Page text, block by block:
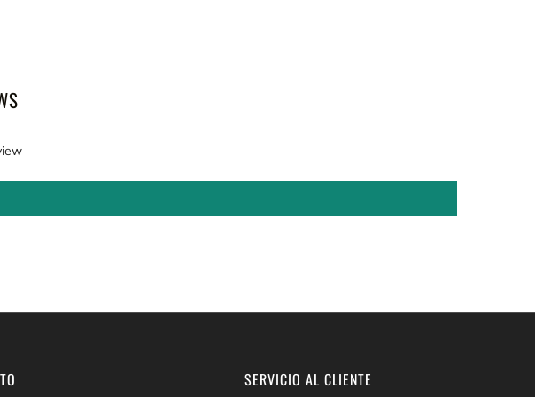
SERVICIO AL CLIENTE